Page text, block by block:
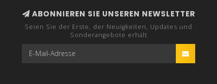
ABONNIEREN SIE UNSEREN NEWSLETTER
Seien Sie der Erste, der Neuigkeiten, Updates und
Sonderangebote erhält